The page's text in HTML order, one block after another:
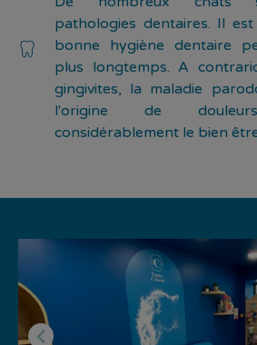
pathologies dentaires. Il
bonne hygiène dentaire
plus longtemps. A
gingivites, la maladie
l'origine de
considérablement le bien